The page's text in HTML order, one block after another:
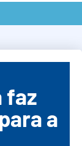
faz
a